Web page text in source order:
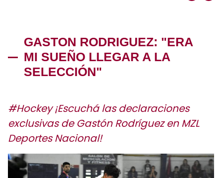
GASTON RODRIGUEZ: "ERA
MI SUEÑO LLEGAR A LA
SELECCIÓN"
#Hockey ¡Escuchá las declaraciones
exclusivas de Gastón Rodríguez en MZL
Deportes Nacional!